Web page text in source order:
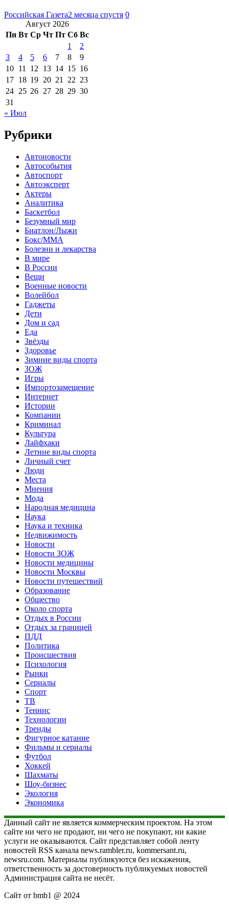
Российская Газета2 месяца спустя 0
Август 2026
Пн Вт Ср Чт Пт Сб Вс
1
2
3
4 5 6 7 8
9
10 11 12 13 14 15 16
17 18 19 20 21 22 23
24 25 26 27 28 29 30
31
« Июл
Рубрики
Автоновости
Автособытия
Автоспорт
Автоэксперт
Актеры
Аналитика
Баскетбол
Безумный мир
Биатлон/Лыжи
Бокс/MMA
Болезни и лекарства
В мире
В России
Вещи
Военные новости
Волейбол
Гаджеты
Дети
Дом и сад
Еда
Звёзды
Здоровье
Зимние виды спорта
ЗОЖ
Игры
Импортозамещение
Интернет
Истории
Компании
Криминал
Культура
Лайфхаки
Летние виды спорта
Личный счет
Люди
Места
Мнения
Мода
Народная медицина
Наука
Наука и техника
Недвижимость
Новости
Новости ЗОЖ
Новости медицины
Новости Москвы
Новости путешествий
Образование
Общество
Около спорта
Отдых в России
Отдых за границей
ПДД
Политика
Происшествия
Психология
Рынки
Сериалы
Спорт
ТВ
Теннис
Технологии
Тренды
Фигурное катание
Фильмы и сериалы
Футбол
Хоккей
Шахматы
Шоу-бизнес
Экология
Экономика
Данный сайт не является коммерческим проектом. На этом
сайте ни чего не продают, ни чего не покупают, ни какие
услуги не оказываются. Сайт представляет собой ленту
новостей RSS канала news.rambler.ru, kommersant.ru,
newsru.com. Материалы публикуются без искажения,
ответственность за достоверность публикуемых новостей
Администрация сайта не несёт.
Сайт от bmb1 @ 2024